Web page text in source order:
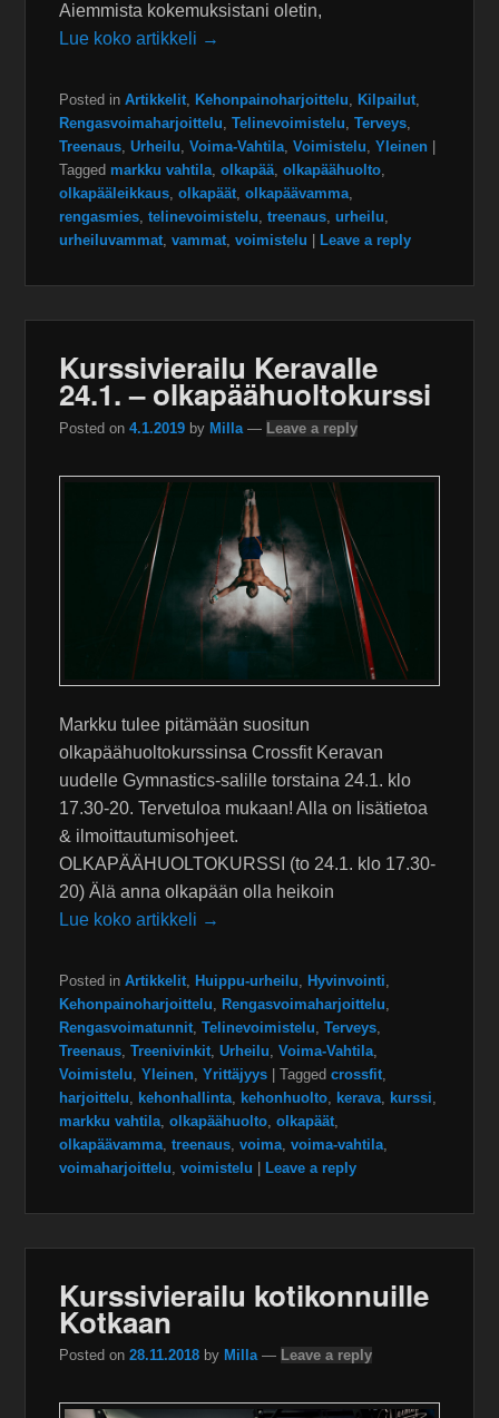
Aiemmista kokemuksistani oletin,
Lue koko artikkeli →
Posted in Artikkelit, Kehonpainoharjoittelu, Kilpailut,
Rengasvoimaharjoittelu,Telinevoimistelu,Terveys,
Treenaus,Urheilu,Voima-Vahtila,Voimistelu,Yleinen
Tagged markku vahtila,olkapää,olkapäähuolto,
olkapääleikkaus,olkapäät,olkapäävamma,
rengasmies,telinevoimistelu,treenaus,urheilu,
urheiluvammat,vammat,voimistelu Leave a reply
Kurssivierailu Keravalle
24.1. – olkapäähuoltokurssi
Posted on4.1.2019 by Milla — Leave a reply
Markku tulee pitämään suositun
olkapäähuoltokurssinsa Crossfit Keravan
uudelle Gymnastics-salille torstaina 24.1. klo
17.30-20. Tervetuloa mukaan! Alla on lisätietoa
& ilmoittautumisohjeet.
OLKAPÄÄHUOLTOKURSSI (to 24.1. klo 17.30-
20) Älä anna olkapään olla heikoin
Lue koko artikkeli →
Posted in Artikkelit Huippu-urheilu Hyvinvointi
Kehonpainoharjoittelu
Rengasvoimaharjoittelu
Rengasvoimatunnit ,Telinevoimistelu ,Terveys
Treenaus ,Treenivinkit ,Urheilu ,Voima-Vahtila
Voimistelu ,Yleinen ,Yrittäjyys |Tagged crossfit
harjoittelu
kehonhallinta kehonhuolto kerava kurssi
markku vahtila ,olkapäähuolto ,olkapäät
olkapäävamma ,treenaus ,voima ,voima-vahtila
voimaharjoittelu ,voimistelu | Leave a reply
Kurssivierailu kotikonnuille
Kotkaan
Posted on28.11.2018 by Milla — Leave a reply